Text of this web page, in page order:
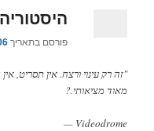
פורסם בתאריך
"זה רק עינוי ורצח. אין תסריט, אין
מאוד מציאותי.?
Videodrome —